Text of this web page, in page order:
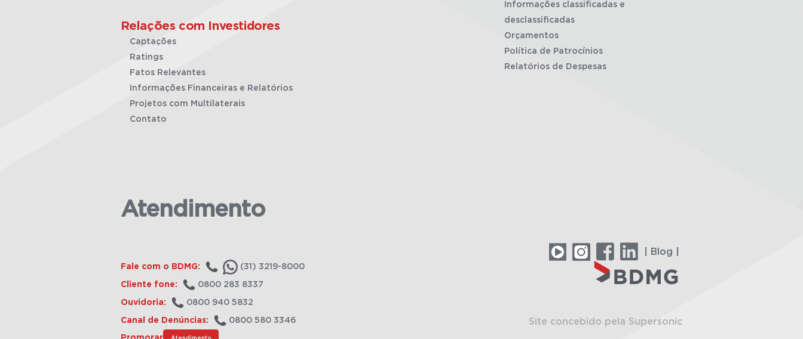
Relações com Investidores
Captações
Ratings
Fatos Relevantes
Informações Financeiras e Relatórios
Projetos com Multilaterais
Contato
Informações classificadas e
desclassificadas
Orçamentos
Política de Patrocínios
Relatórios de Despesas
Atendimento
Fale com o BDMG: (31) 3219-8000
Cliente fone: 0800 283 8337
Ouvidoria: 0800 940 5832
Canal de Denúncias: 0800 580 3346
Atendimento
| Blog |
Site concebido pela Supersonic